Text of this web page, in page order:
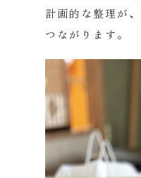
計画的な整理が、
つながります。